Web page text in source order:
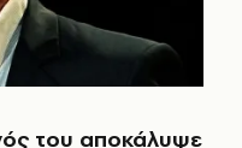
του αποκάλυψε